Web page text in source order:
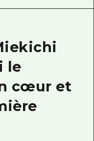
de Photos
le transport en
le
cœur et